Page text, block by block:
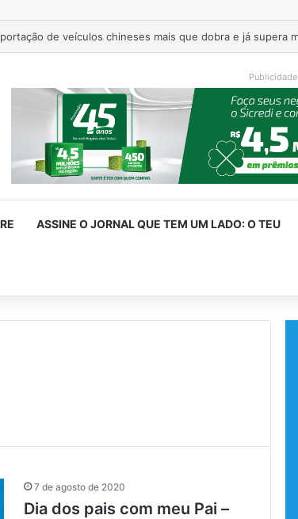
Publicidade
ASSINE O JORNAL QUE TEM UM LADO: O TEU
skin
7 de agosto de 2020
Dia dos pais com meu Pai –